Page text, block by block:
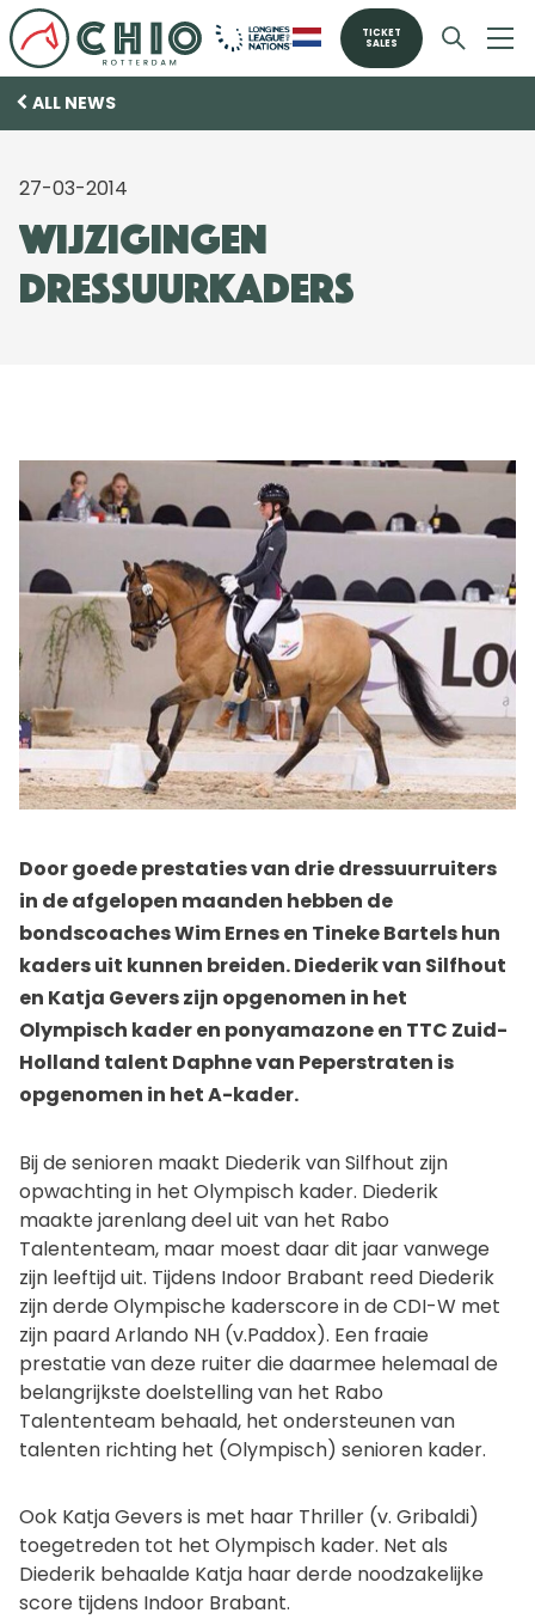
TICKET
SALES
ALL NEWS
27-03-2014
Wijzigingen
dressuurkaders
Door goede prestaties van drie dressuurruiters
in de afgelopen maanden hebben de
bondscoaches Wim Ernes en Tineke Bartels hun
kaders uit kunnen breiden. Diederik van Silfhout
en Katja Gevers zijn opgenomen in het
Olympisch kader en ponyamazone en TTC Zuid-
Holland talent Daphne van Peperstraten is
opgenomen in het A-kader.
Bij de senioren maakt Diederik van Silfhout zijn
opwachting in het Olympisch kader. Diederik
maakte jarenlang deel uit van het Rabo
Talententeam, maar moest daar dit jaar vanwege
zijn leeftijd uit. Tijdens Indoor Brabant reed Diederik
zijn derde Olympische kaderscore in de CDI-W met
zijn paard Arlando NH (v.Paddox). Een fraaie
prestatie van deze ruiter die daarmee helemaal de
belangrijkste doelstelling van het Rabo
Talententeam behaald, het ondersteunen van
talenten richting het (Olympisch) senioren kader.
Ook Katja Gevers is met haar Thriller (v. Gribaldi)
toegetreden tot het Olympisch kader. Net als
Diederik behaalde Katja haar derde noodzakelijke
score tijdens Indoor Brabant.